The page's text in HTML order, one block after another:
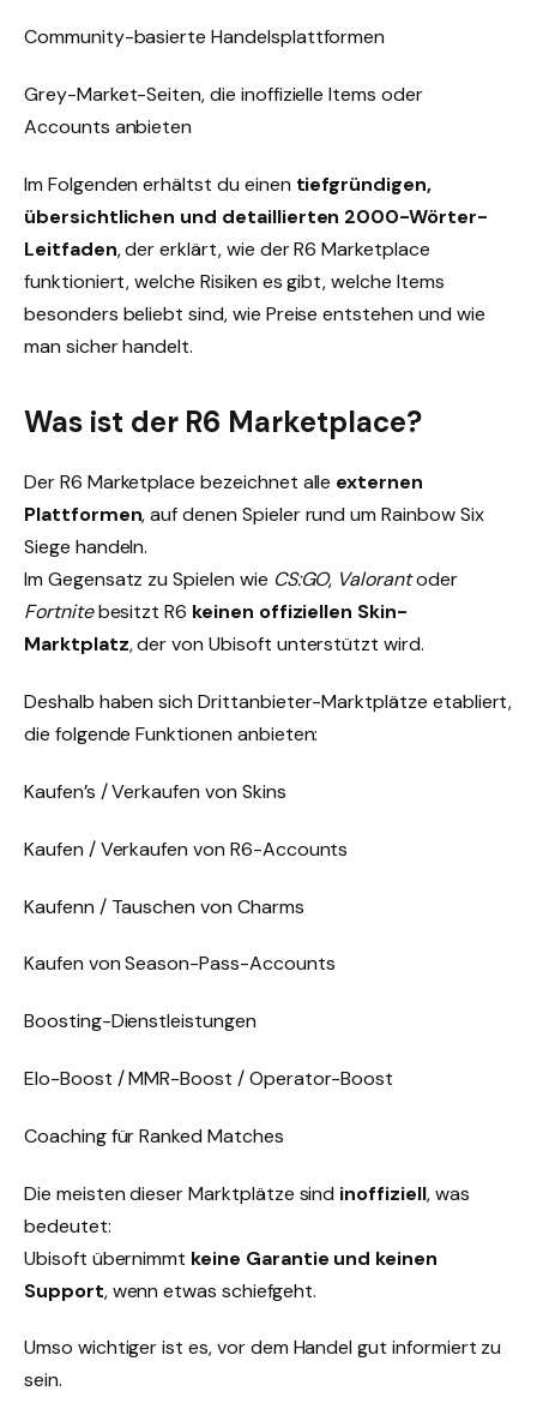
Community-basierte Handelsplattformen
Grey-Market-Seiten, die inoffizielle Items oder
Accounts anbieten
Im Folgenden erhältst du einen tiefgründigen,
übersichtlichen und detaillierten 2000-Wörter-
Leitfaden, der erklärt, wie der R6 Marketplace
funktioniert, welche Risiken es gibt, welche Items
besonders beliebt sind, wie Preise entstehen und wie
man sicher handelt.
Was ist der R6 Marketplace?
Der R6 Marketplace bezeichnet alle externen
Plattformen, auf denen Spieler rund um Rainbow Six
Siege handeln.
Im Gegensatz zu Spielen wie CS:GO, Valorantoder
Fortnitebesitzt R6 keinen offiziellen Skin-
Marktplatz, der von Ubisoft unterstützt wird.
Deshalb haben sich Drittanbieter-Marktplätze etabliert,
die folgende Funktionen anbieten:
Kaufen’s / Verkaufen von Skins
Kaufen / Verkaufen von R6-Accounts
Kaufenn / Tauschen von Charms
Kaufen von Season-Pass-Accounts
Boosting-Dienstleistungen
Elo-Boost / MMR-Boost / Operator-Boost
Coaching für Ranked Matches
Die meisten dieser Marktplätze sind inoffiziell, was
bedeutet:
Ubisoft übernimmt keine Garantie und keinen
Support, wenn etwas schiefgeht.
Umso wichtiger ist es, vor dem Handel gut informiert zu
sein.